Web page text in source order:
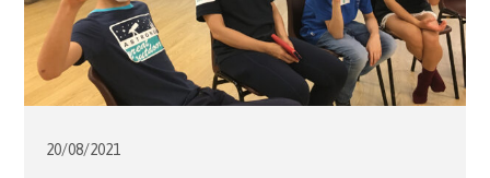
20/08/2021